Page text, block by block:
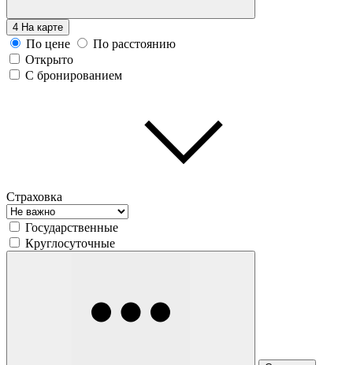
4 На карте
По цене
По расстоянию
Открыто
С бронированием
Страховка
Государственные
Круглосуточные